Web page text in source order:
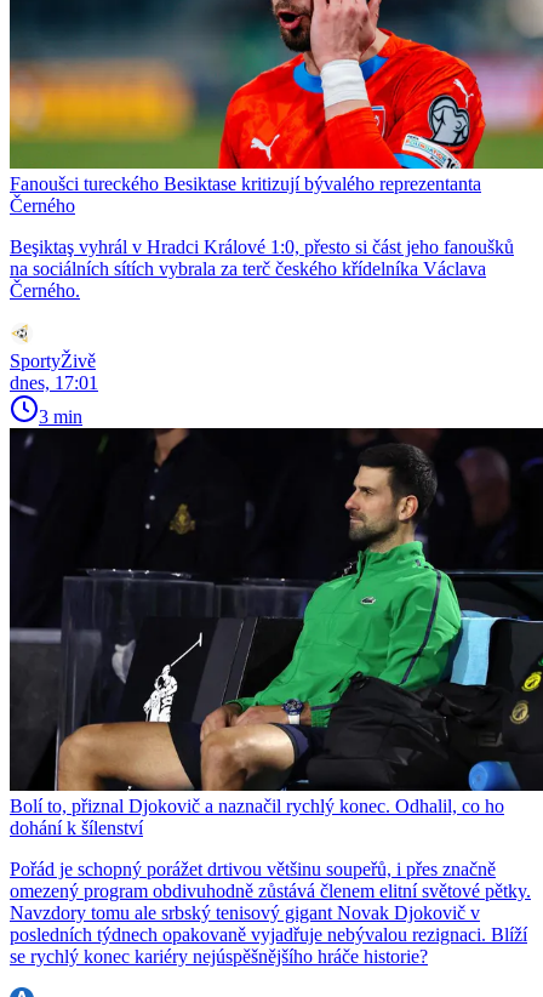
Fanoušci tureckého Besiktase kritizují bývalého reprezentanta
Černého
Beşiktaş vyhrál v Hradci Králové 1:0, přesto si část jeho fanoušků
na sociálních sítích vybrala za terč českého křídelníka Václava
Černého.
SportyŽivě
dnes, 17:01
3 min
Bolí to, přiznal Djokovič a naznačil rychlý konec. Odhalil, co ho
dohání k šílenství
Pořád je schopný porážet drtivou většinu soupeřů, i přes značně
omezený program obdivuhodně zůstává členem elitní světové pětky.
Navzdory tomu ale srbský tenisový gigant Novak Djokovič v
posledních týdnech opakovaně vyjadřuje nebývalou rezignaci. Blíží
se rychlý konec kariéry nejúspěšnějšího hráče historie?